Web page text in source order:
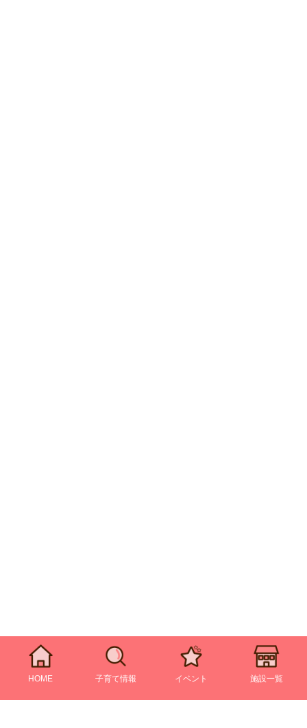
HOME 子育て情報 イベント 施設一覧